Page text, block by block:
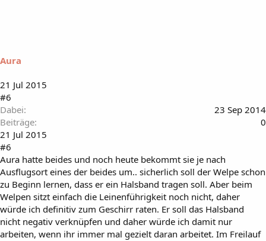
Aura
21 Jul 2015
#6
Dabei
23 Sep 2014
Beiträge
0
21 Jul 2015
#6
Aura hatte beides und noch heute bekommt sie je nach
Ausflugsort eines der beides um.. sicherlich soll der Welpe schon
zu Beginn lernen, dass er ein Halsband tragen soll. Aber beim
Welpen sitzt einfach die Leinenführigkeit noch nicht, daher
würde ich definitiv zum Geschirr raten. Er soll das Halsband
nicht negativ verknüpfen und daher würde ich damit nur
arbeiten, wenn ihr immer mal gezielt daran arbeitet. Im Freilauf